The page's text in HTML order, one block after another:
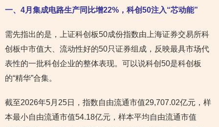
一、4月集成电路生产同比增22%，科创50注入“芯动能”
需先指出的是，上证科创板50成份指数由上海证券交易所科
创板中市值大、流动性好的50只证券组成，反映最具市场代
表性的一批科创企业的整体表现。可以说科创50是科创板
的“精华”合集。
截至2026年5月25日，指数自由流通市值29,707.02亿元，样
本最小自由流通市值54.18亿元，样本平均自由流通市值